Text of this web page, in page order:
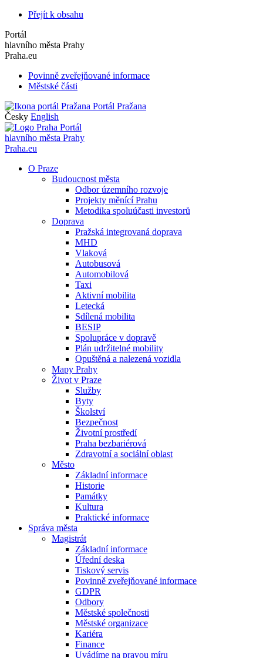
Přejít k obsahu
Portál
hlavního města Prahy
Praha.eu
Povinně zveřejňované informace
Městské části
Portál Pražana
Česky English
Portál
hlavního města Prahy
Praha.eu
O Praze
Budoucnost města
Odbor územního rozvoje
Projekty měnící Prahu
Metodika spoluúčasti investorů
Doprava
Pražská integrovaná doprava
MHD
Vlaková
Autobusová
Automobilová
Taxi
Aktivní mobilita
Letecká
Sdílená mobilita
BESIP
Spolupráce v dopravě
Plán udržitelné mobility
Opuštěná a nalezená vozidla
Mapy Prahy
Život v Praze
Služby
Byty
Školství
Bezpečnost
Životní prostředí
Praha bezbariérová
Zdravotní a sociální oblast
Město
Základní informace
Historie
Památky
Kultura
Praktické informace
Správa města
Magistrát
Základní informace
Úřední deska
Tiskový servis
Povinně zveřejňované informace
GDPR
Odbory
Městské společnosti
Městské organizace
Kariéra
Finance
Uvádíme na pravou míru